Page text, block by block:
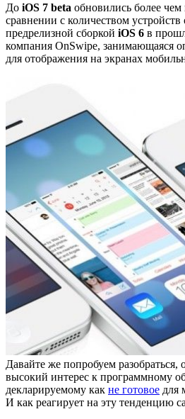
До iOS 7 beta обновились более
сравнении с количеством устройств
предрелизной сборкой iOS 6 в
компания OnSwipe, занимающаяся
для отображения на экранах
Давайте же попробуем разобраться,
высокий интерес к программному
декларируемому как не готовое для
И как реагирует на эту тенденцию